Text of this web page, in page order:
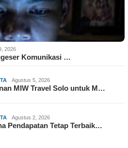
2026
Komunikasi …
Agustus 5, 2026
MIW Travel Solo untuk M…
Agustus 2, 2026
Pendapatan Tetap Terbaik…